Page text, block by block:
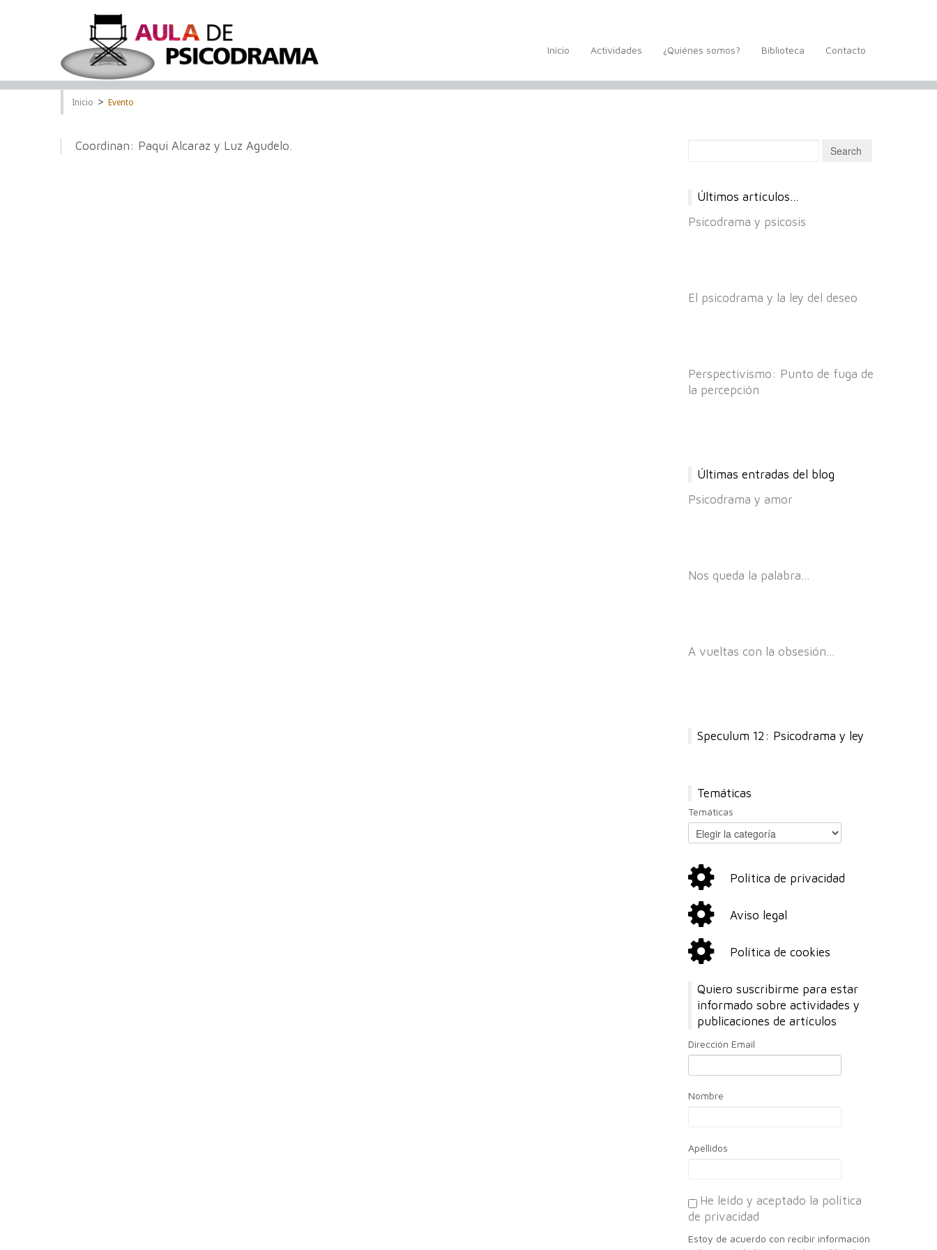
Inicio Actividades ¿Quiénes somos? Biblioteca Contacto
Inicio > Evento
Coordinan: Paqui Alcaraz y Luz Agudelo.
Últimos artículos…
Psicodrama y psicosis
El psicodrama y la ley del deseo
Perspectivismo: Punto de fuga de
la percepción
Últimas entradas del blog
Psicodrama y amor
Nos queda la palabra…
A vueltas con la obsesión…
Speculum 12: Psicodrama y ley
Temáticas
Temáticas
Política de privacidad
Aviso legal
Política de cookies
Quiero suscribirme para estar
informado sobre actividades y
publicaciones de artículos
Dirección Email
Nombre
Apellidos
He leído y aceptado la política
de privacidad
Estoy de acuerdo con recibir información